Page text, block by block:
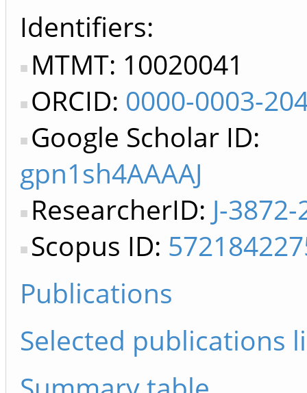
Identifiers
MTMT: 10020041
ORCID: 0000-0003-
Google Scholar ID:
gpn1sh4AAAAJ
ResearcherID: J-
Scopus ID:
Publications
Selected publications